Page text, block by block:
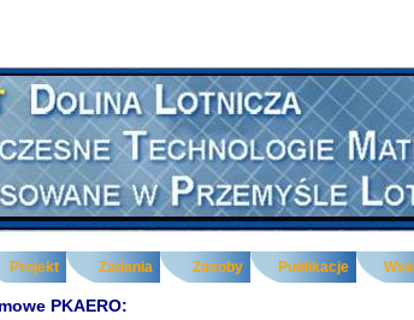
Projekt Zadania Zasoby Publikacje
PKAERO: